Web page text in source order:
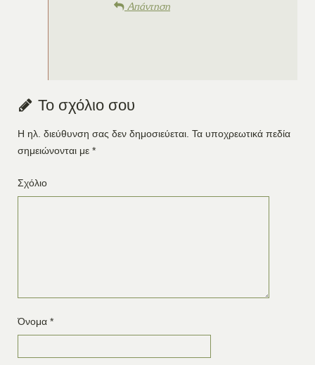
Απάντηση
Το σχόλιο σου
Η ηλ. διεύθυνση σας δεν δημοσιεύεται. Τα υποχρεωτικά πεδία
σημειώνονται με *
Σχόλιο
Όνομα *